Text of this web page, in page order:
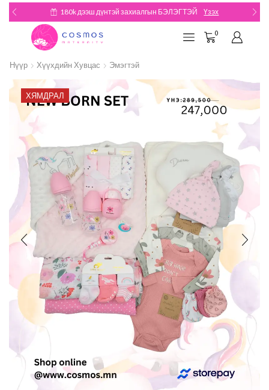
180k дээш дүнтэй захиалгын БЭЛЭГТЭЙ Үзэх
0
Нүүр Хүүхдийн Хувцас Эмэгтэй
ХЯМДРАЛ